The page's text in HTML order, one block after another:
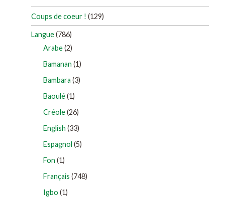
Coups de coeur ! (129)
Langue(786)
Arabe(2)
Bamanan (1)
Bambara (3)
Baoulé(1)
Créole(26)
English (33)
Espagnol (5)
Fon (1)
Français (748)
Igbo (1)